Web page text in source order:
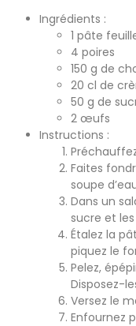
Ingrédients :
1 pâte
4 poires
150 g de
20 cl de
50 g de
2 œufs
Instructions :
Faites
soupe
Dans un
sucre et
Étalez la
piquez le
Pelez,
Disposez-
Versez le
Enfournez